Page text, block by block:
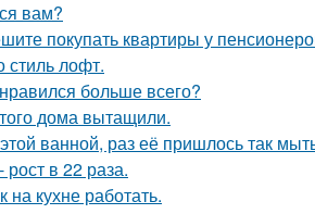
вам?
покупать квартиры у
стиль лофт.
больше всего?
дома вытащили.
ванной, раз её пришлось так
в 22 раза.
кухне работать.